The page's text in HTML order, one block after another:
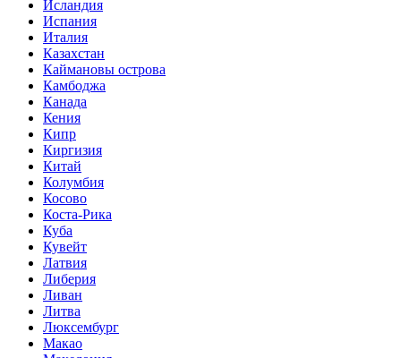
Исландия
Испания
Италия
Казахстан
Каймановы острова
Камбоджа
Канада
Кения
Кипр
Киргизия
Китай
Колумбия
Косово
Коста-Рика
Куба
Кувейт
Латвия
Либерия
Ливан
Литва
Люксембург
Макао